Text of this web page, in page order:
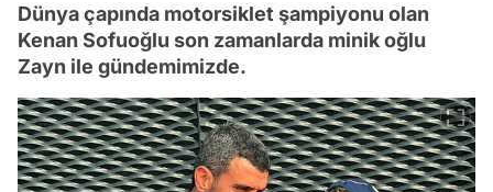
Dünya çapında motorsiklet şampiyonu olan
Kenan Sofuoğlu son zamanlarda minik oğlu
Zayn ile gündemimizde.